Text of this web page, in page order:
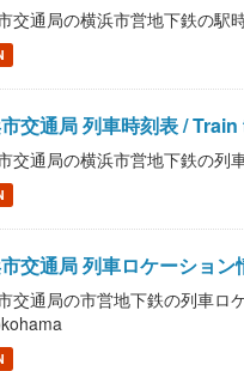
交通局の横浜市営地下鉄の駅
交通局 列車時刻表 /
交通局の横浜市営地下鉄の列
交通局 列車ロケーショ
交通局の市営地下鉄の列車ロ